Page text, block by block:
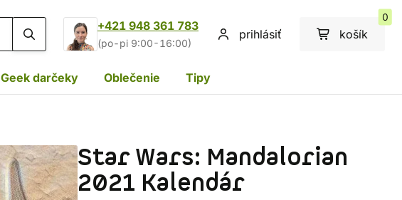
+421 948 361 783
(po-pi 9:00-16:00)
prihlásiť košík
0
Geek darčeky Oblečenie Tipy
Star Wars: Mandalorian
2021 Kalendár